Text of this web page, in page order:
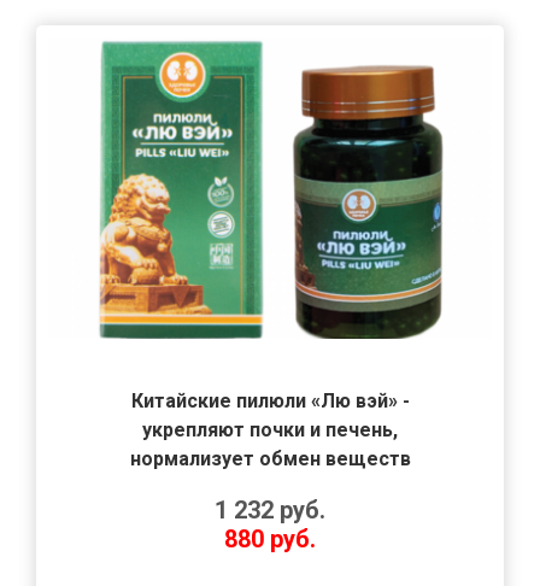
Китайские пилюли «Лю вэй» -
укрепляют почки и печень,
нормализует обмен веществ
1 232 руб.
880 руб.